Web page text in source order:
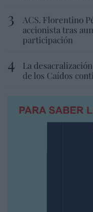
ACS. Florentino
accionista tras
participación
La
de los Caídos